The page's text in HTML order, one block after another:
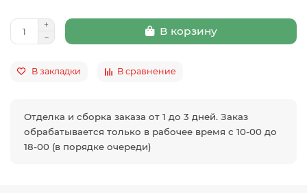
В корзину
В закладки В сравнение
Отделка и сборка заказа от 1 до 3 дней. Заказ
обрабатывается только в рабочее время с 10-00 до
18-00 (в порядке очереди)